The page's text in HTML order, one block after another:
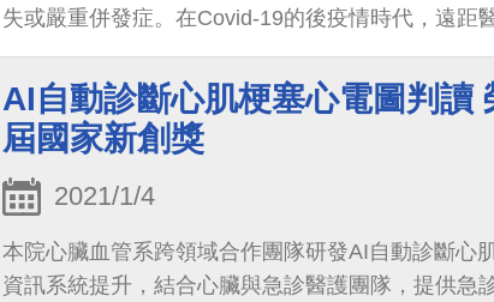
失或嚴重併發症。在Covid-19的後疫情時代，遠距
AI輔助系統不僅可以縮短急性心肌梗塞到院前的診
為心臟病患及一般民眾居家自我監測的利器！
AI自動診斷心肌梗塞心電圖判讀
屆國家新創獎
2021/1/4
本院心臟血管系跨領域合作團隊研發AI自動診斷心
資訊系統提升，結合心臟與急診醫護團隊，提供急